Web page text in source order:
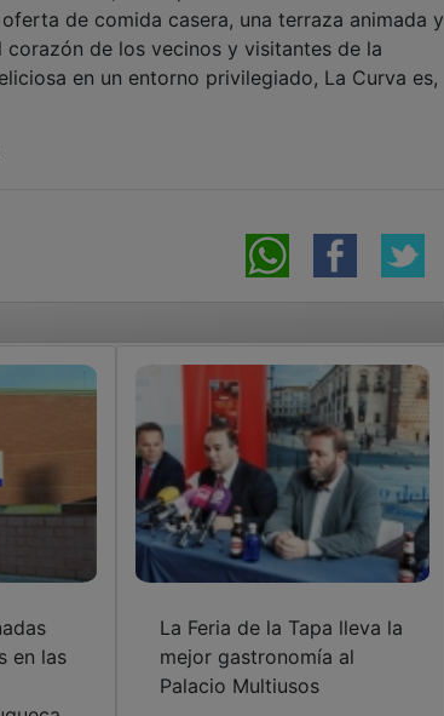
de comida casera, una terraza animada y
de los vecinos y visitantes de la
en un entorno privilegiado, La Curva es,
en las
La Feria de la Tapa lleva la
mejor gastronomía al
Palacio Multiusos